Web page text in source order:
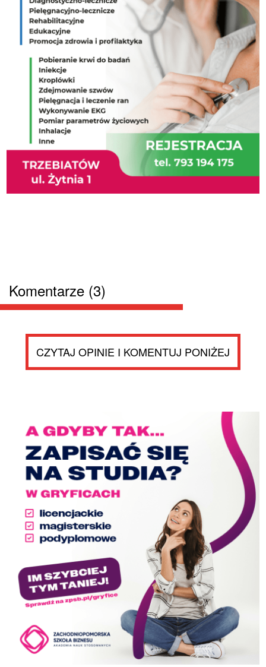
Komentarze (3)
CZYTAJ OPINIE I KOMENTUJ PONIŻEJ